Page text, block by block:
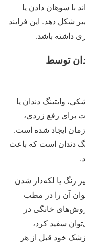
با سوهان دادن یا
شکل دهد. این فرایند
داشته باشد.
توسط
وایتینگ دندان یا
برای رفع زردی،
ایجاد شده است.
دندان است که باعث
رنگ یا لکه‌دار شدن
آن را در مطب
خانگی در
سفید کرد،
خود قبل از هر